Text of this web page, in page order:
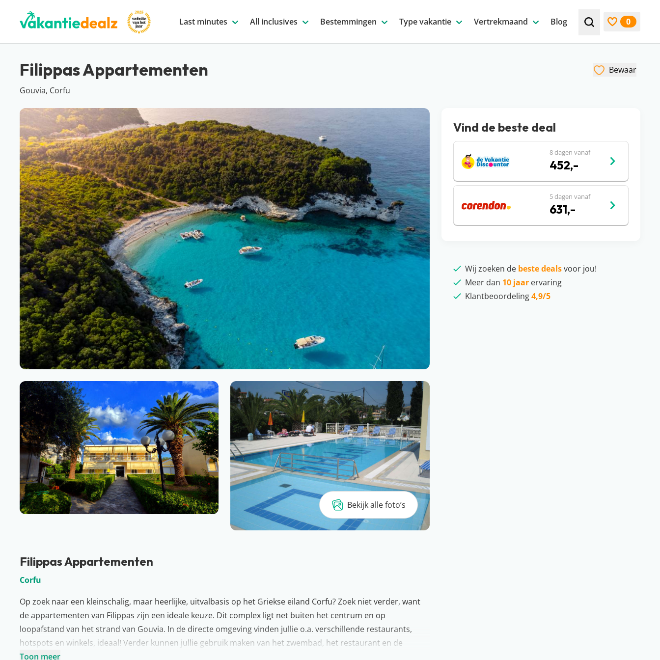
Last minutes All inclusives Bestemmingen Type vakantie Vertrekmaand Blog Zoek bijv. een
0
Filippas Appartementen
Gouvia, Corfu
Bewaar
Bekijk alle foto’s
Filippas Appartementen
Corfu
Op zoek naar een kleinschalig, maar heerlijke, uitvalbasis op het Griekse eiland Corfu? Zoek niet verder, want
de appartementen van Filippas zijn een ideale keuze. Dit complex ligt net buiten het centrum en op
loopafstand van het strand van Gouvia. In de directe omgeving vinden jullie o.a. verschillende restaurants,
hotspots en winkels, ideaal! Verder kunnen jullie gebruik maken van het zwembad, het restaurant en de
fietsverhuur. Ook een foto naar huis is zo verstuurd, jullie maken namelijk gratis gebruik van de WiFi.
Toon meer
Vind de beste deal
8 dagen vanaf
452,-
5 dagen vanaf
631,-
Wij zoeken de beste dealsvoor jou!
Meer dan 10 jaarervaring
Klantbeoordeling4,9/5